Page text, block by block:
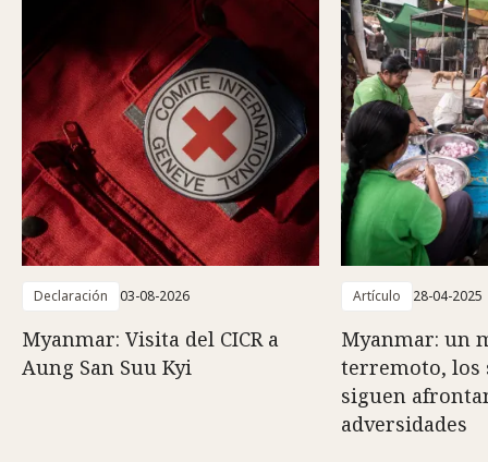
Declaración 03-08-2026
Myanmar: Visita del CICR a
Aung San Suu Kyi
Artículo 28-04-2025
Myanmar: un
terremoto, los
siguen
adversidades